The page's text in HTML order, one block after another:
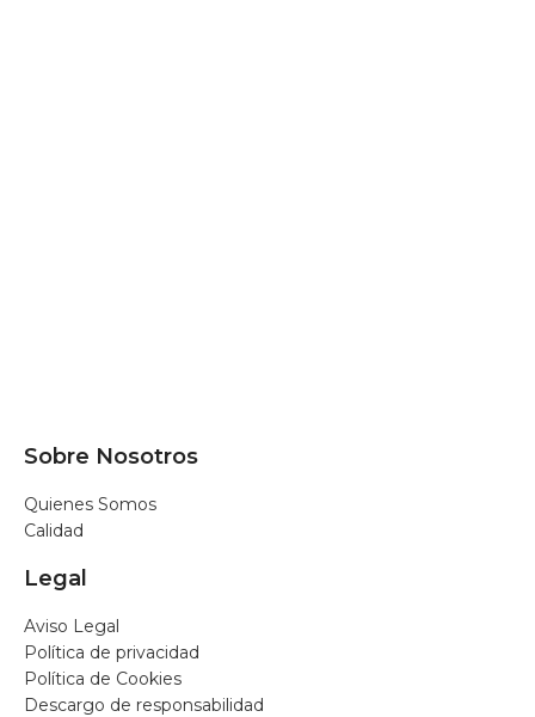
Sobre Nosotros
Quienes Somos
Calidad
Legal
Aviso Legal
Política de privacidad
Política de Cookies
Descargo de responsabilidad